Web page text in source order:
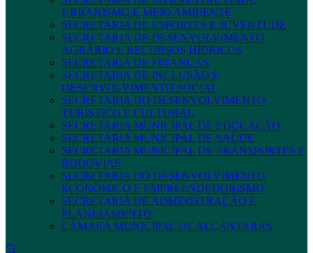
URBANISMO E MEIO AMBIENTE
SECRETARIA DE ESPORTES E JUVENTUDE
SECRETARIA DE DESENVOLVIMENTO
AGRÁRIO E RECURSOS HÍDRICOS
SECRETARIA DE FINANÇAS
SECRETARIA DE INCLUSÃO E
DESENVOLVIMENTO SOCIAL
SECRETARIA DO DESENVOLVIMENTO
TURÍSTICO E CULTURAL
SECRETARIA MUNICIPAL DE EDUCAÇÃO
SECRETARIA MUNICIPAL DE SAÚDE
SECRETARIA MUNICIPAL DE TRANSPORTES E
RODOVIAS
SECRETARIA DO DESENVOLVIMENTO
ECONÔMICO E EMPREENDEDORISMO
SECRETARIA DE ADMINISTRAÇÃO E
PLANEJAMENTO
CÂMARA MUNICIPAL DE ALCÂNTARAS